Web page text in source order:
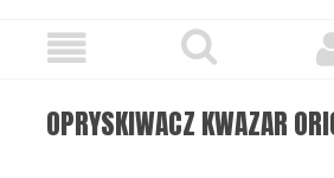
OPRYSKIWACZ KWAZAR